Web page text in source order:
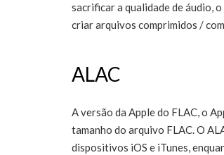
sacrificar a qualidade de áudio,
criar arquivos comprimidos /
ALAC
A versão da Apple do FLAC, o
tamanho do arquivo FLAC. O
dispositivos iOS e iTunes,